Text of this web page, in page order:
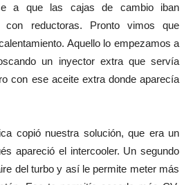
a que las cajas de cambio iban
con reductoras. Pronto vimos que
Aquello lo empezamos a
un inyector extra que servía
con ese aceite extra donde aparecía
copió nuestra solución, que era un
apareció el intercooler. Un segundo
del turbo y así le permite meter más